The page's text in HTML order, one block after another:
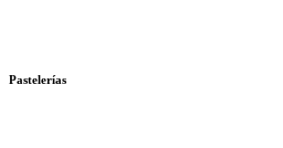
Pastelerías